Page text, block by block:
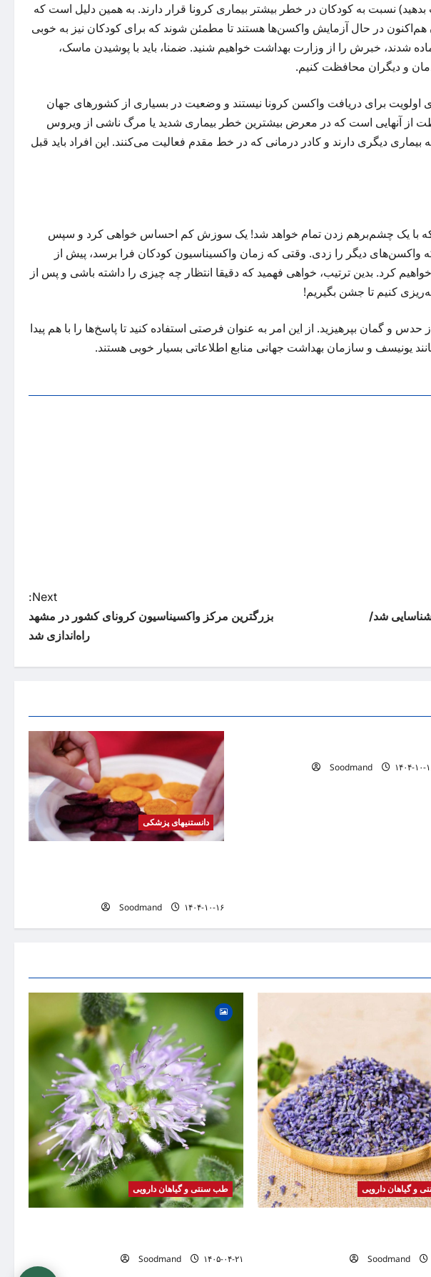
نسبت به کودکان در خطر بیشتر بیماری کرونا قرار دارند. به همین دلیل است که
هم‌اکنون در حال آزمایش واکسن‌ها هستند تا مطمئن شوند که برای کودکان نیز به خوبی
شدند، خبرش را از وزارت بهداشت خواهیم شنید. ضمنا، باید با پوشیدن ماسک،‌
و دیگران محافظت کنیم.
اولویت برای دریافت واکسن کرونا نیستند و وضعیت در بسیاری از کشورهای جهان
از آنهایی است که در معرض بیشترین خطر بیماری شدید یا مرگ ناشی از ویروس
که بیماری دیگری دارند و کادر درمانی که در خط مقدم فعالیت می‌کنند. این افراد باید قبل
با یک چشم‌برهم زدن تمام خواهد شد! یک سوزش کم احساس خواهی کرد و سپس
واکسن‌های دیگر را زدی. وقتی که زمان واکسیناسیون کودکان فرا برسد،‌ پیش از
کرد. بدین ترتیب،‌ خواهی فهمید که دقیقا انتظار چه چیزی را داشته باشی و پس از
کنیم تا جشن بگیریم!
حدس و گمان بپرهیزید. از این امر به عنوان فرصتی استفاده کنید تا پاسخ‌ها را با هم پیدا
یونیسف و سازمان بهداشت جهانی منابع اطلاعاتی بسیار خوبی هستند.
شناسایی شد/
Next:
بزرگترین مرکز واکسیناسیون کرونای کشور در مشهد
راه‌اندازی شد
Soodmand
۱۰-۱۶
دانستنیهای پزشکی
Soodmand
۱۴۰۴-۱۰-۱۶
و گیاهان دارویی
Soodmand
طب سنتی و گیاهان دارویی
Soodmand
۱۴۰۵-۰۴-۲۱
گیاه بیماری موضوع